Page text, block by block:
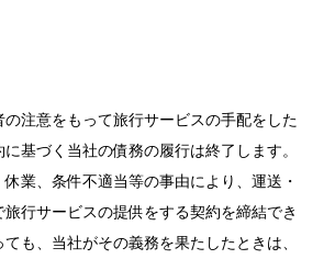
の注意をもって旅行サービスの手配をした
基づく当社の債務の履行は終了します。
休業、条件不適当等の事由により、運送・
行サービスの提供をする契約を締結でき
も、当社がその義務を果たしたときは、